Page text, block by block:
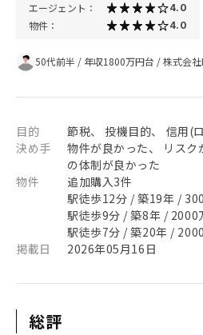
エージェント： 4.0
物件： 4.0
50代前半 / 年収1800万円台 /株式会
目的
節税、 投機目的、 信用(
決め手
物件が良かった、 リス
の体制が良かった
物件
追加購入3件
駅徒歩12分 / 築19年 /
駅徒歩9分 / 築8年 / 2000
駅徒歩7分 / 築20年 /
掲載日
2026年05月16日
総評